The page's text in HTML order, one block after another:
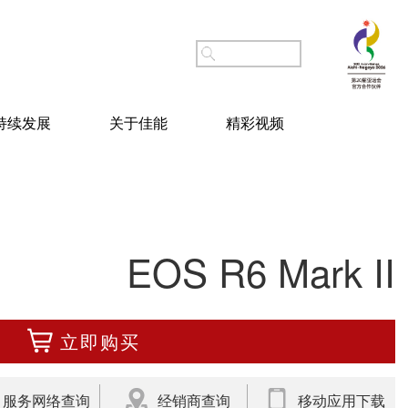
续发展 关于佳能 精彩视频
EOS R6 Mark II
立即购买
服务网络查询 经销商查询 移动应用下载